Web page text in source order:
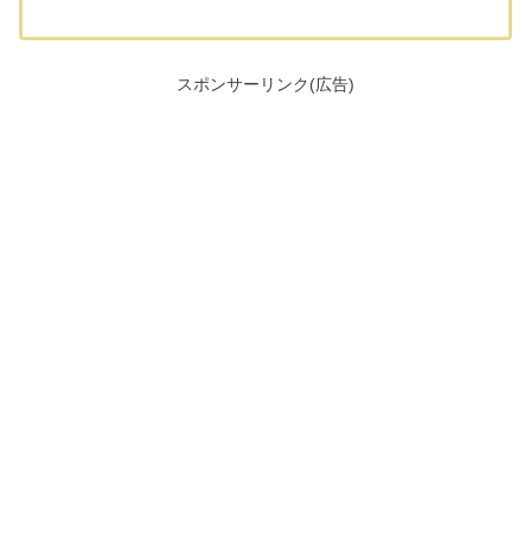
スポンサーリンク(広告)